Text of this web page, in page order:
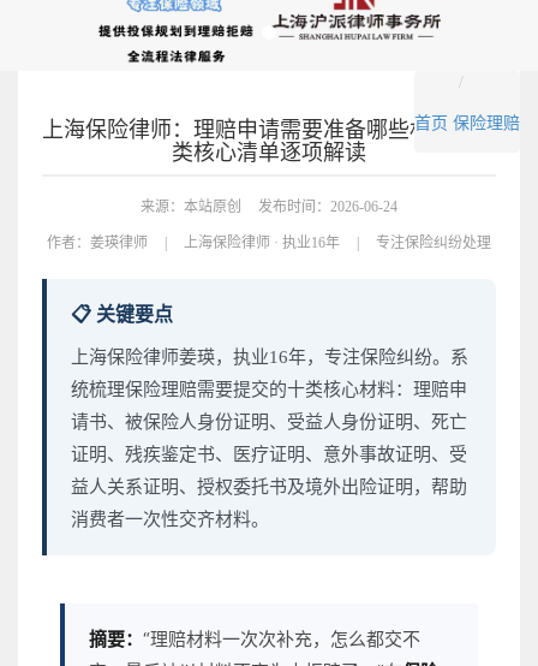
首页 保险理赔
上海保险律师：理赔申请需要准备哪些材料？十
类核心清单逐项解读
来源：本站原创 发布时间：2026-06-24
作者： 姜瑛律师 | 上海保险律师 · 执业16年 | 专注保险纠纷处理
📋 关键要点
上海保险律师姜瑛，执业16年，专注保险纠纷。系
统梳理保险理赔需要提交的十类核心材料：理赔申
请书、被保险人身份证明、受益人身份证明、死亡
证明、残疾鉴定书、医疗证明、意外事故证明、受
益人关系证明、授权委托书及境外出险证明，帮助
消费者一次性交齐材料。
摘要： “理赔材料一次次补充，怎么都交不